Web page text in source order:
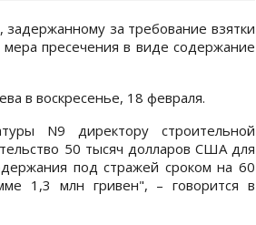
за требование взятки
пресечения в виде содержание
в воскресенье, 18 февраля.
N9 директору строительной
50 тысяч долларов США для
под стражей сроком на 60
1,3 млн гривен", – говорится в